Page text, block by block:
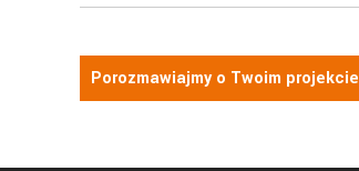
Porozmawiajmy o Twoim projekcie